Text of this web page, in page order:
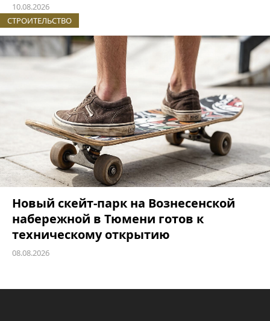
10.08.2026
СТРОИТЕЛЬСТВО
Новый скейт-парк на Вознесенской
набережной в Тюмени готов к
техническому открытию
08.08.2026